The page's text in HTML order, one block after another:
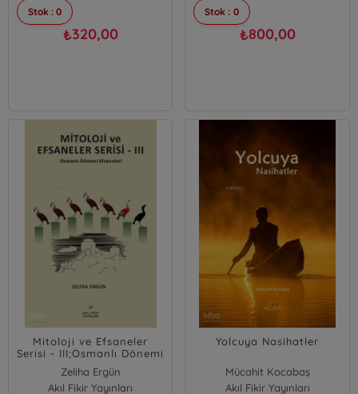
Stok : 0
₺320,00
Stok : 0
₺800,00
Mitoloji ve Efsaneler
Serisi - III;Osmanlı Dönemi
Efsaneleri
Zeliha Ergün
Akıl Fikir Yayınları
Yolcuya Nasihatler
Mücahit Kocabaş
Akıl Fikir Yayınları